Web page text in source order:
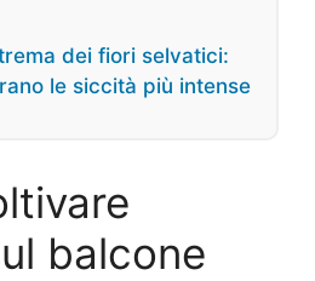
dei fiori selvatici:
le siccità più intense
balcone